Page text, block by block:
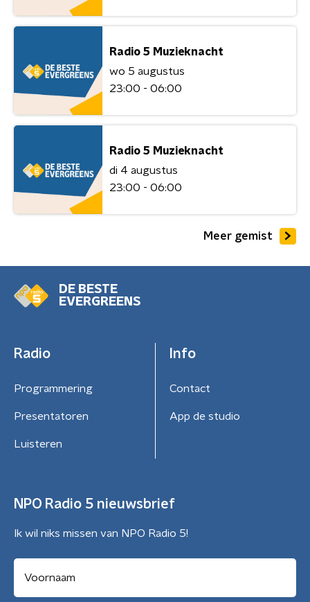
Radio 5 Muzieknacht
wo 5 augustus
23:00 - 06:00
Radio 5 Muzieknacht
di 4 augustus
23:00 - 06:00
Meer gemist
DE BESTE
EVERGREENS
Radio
Programmering
Presentatoren
Luisteren
Info
Contact
App de studio
NPO Radio 5 nieuwsbrief
Ik wil niks missen van NPO Radio 5!